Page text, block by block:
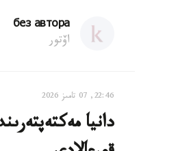
без автора
اۆتور
22:46, 07 تامىز 2026
دانيا